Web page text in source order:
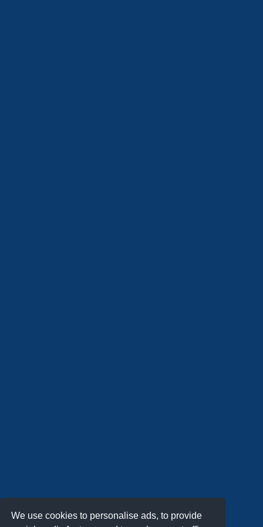
We use cookies to personalise ads, to provide